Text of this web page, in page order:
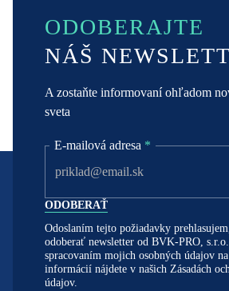
ODOBERAJTE
NÁŠ
A zostaňte informovaní ohľadom
sveta
E-mailová adresa *
Odoslaním tejto požiadavky
odoberať newsletter od BVK-PRO,
spracovaním mojich osobných údajov
informácií nájdete v našich Zásadách
údajov.